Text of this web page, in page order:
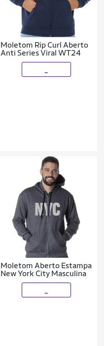
Moletom Rip Curl Aberto
Anti Series Viral WT24
Moletom Aberto Estampa
New York City Masculina